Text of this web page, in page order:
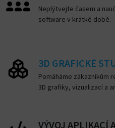
Neplýtvejte časem a
software v krátké době.
3D GRAFICKÉ
Pomáháme zákazníkům
3D grafiky, vizualizací a
VÝVOJ APLIKACÍ